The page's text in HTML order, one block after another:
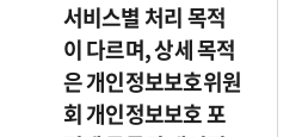
서비스별 처리 목적
이 다르며, 상세 목적
은 개인정보보호위원
회 개인정보보호 포